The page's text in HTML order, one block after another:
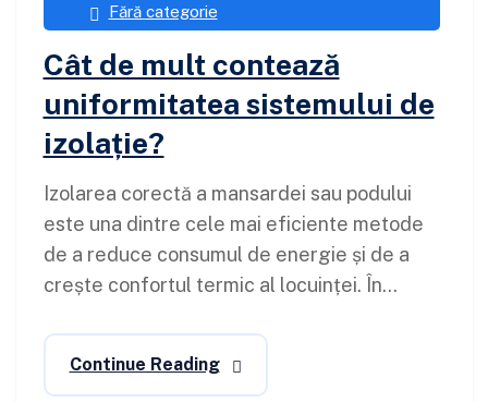
Fără categorie
Cât de mult contează
uniformitatea sistemului de
izolație?
Izolarea corectă a mansardei sau podului
este una dintre cele mai eficiente metode
de a reduce consumul de energie și de a
crește confortul termic al locuinței. În...
Continue Reading